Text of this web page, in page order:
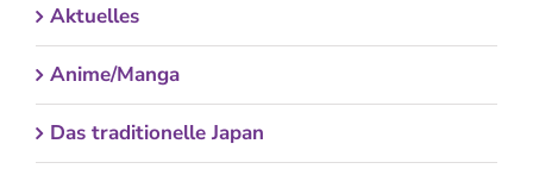
Aktuelles
Anime/Manga
Das traditionelle Japan